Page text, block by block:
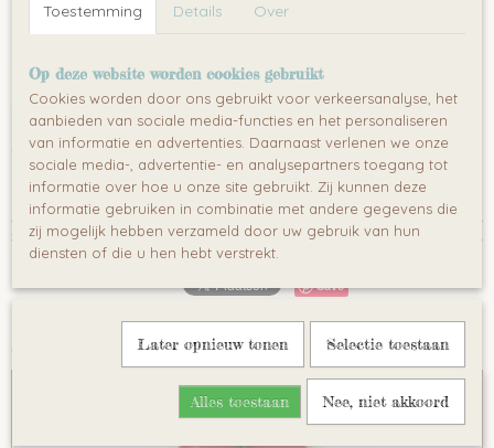
Let op: Gebruik de Teething Bling alleen onder toezicht van een
volwassene. Deze Hangers zijn bedoeld om door volwassenen
gedragen te worden . Gelieve deze niet om de nek van uw kind te
hangen
Reacties
Save
Ook interessant
Toestemming Details Over
Op deze website worden cookies gebruikt
Cookies worden door ons gebruikt voor verkeersanalyse, het
aanbieden van sociale media-functies en het personaliseren
van informatie en advertenties. Daarnaast verlenen we onze
sociale media-, advertentie- en analysepartners toegang tot
informatie over hoe u onze site gebruikt. Zij kunnen deze
informatie gebruiken in combinatie met andere gegevens die
zij mogelijk hebben verzameld door uw gebruik van hun
diensten of die u hen hebt verstrekt.
Later opnieuw tonen Selectie toestaan
Alles toestaan Nee, niet akkoord